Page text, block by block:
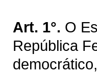
Art. 1°. O
República